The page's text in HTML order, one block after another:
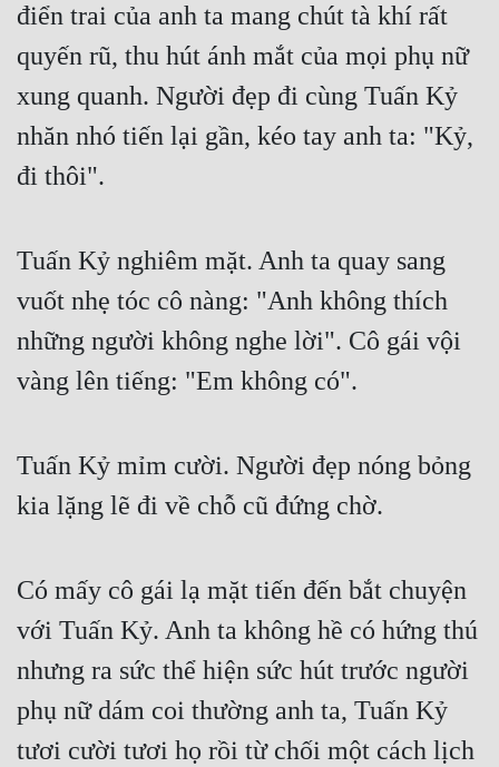
điển trai của anh ta mang chút tà khí rất
quyến rũ, thu hút ánh mắt của mọi phụ nữ
xung quanh. Người đẹp đi cùng Tuấn Kỷ
nhăn nhó tiến lại gần, kéo tay anh ta: "Kỷ,
đi thôi".
Tuấn Kỷ nghiêm mặt. Anh ta quay sang
vuốt nhẹ tóc cô nàng: "Anh không thích
những người không nghe lời". Cô gái vội
vàng lên tiếng: "Em không có".
Tuấn Kỷ mỉm cười. Người đẹp nóng bỏng
kia lặng lẽ đi về chỗ cũ đứng chờ.
Có mấy cô gái lạ mặt tiến đến bắt chuyện
với Tuấn Kỷ. Anh ta không hề có hứng thú
nhưng ra sức thể hiện sức hút trước người
phụ nữ dám coi thường anh ta, Tuấn Kỷ
tươi cười tươi họ rồi từ chối một cách lịch